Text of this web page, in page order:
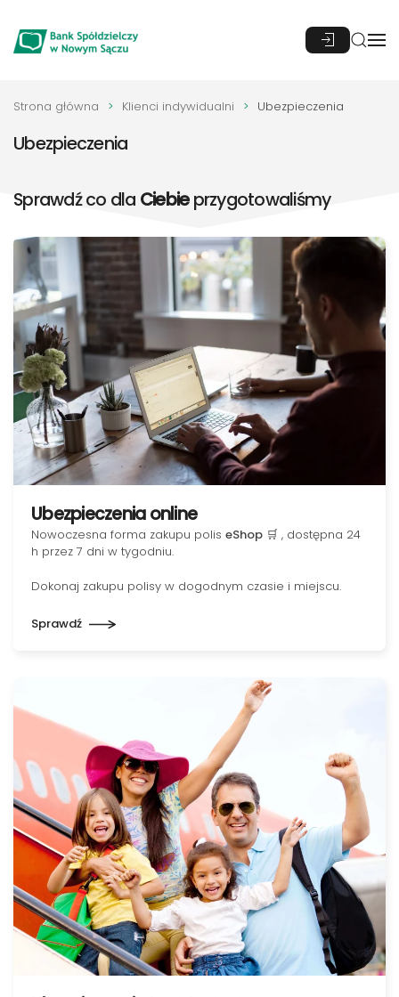
Przejdź do głównej treści
Strona główna Klienci indywidualni Ubezpieczenia
Ubezpieczenia
Sprawdź co dla Ciebieprzygotowaliśmy
Ubezpieczenia online
Nowoczesna forma zakupu polis eShop 🛒 , dostępna 24
h przez 7 dni w tygodniu.
Dokonaj zakupu polisy w dogodnym czasie i miejscu.
Sprawdź